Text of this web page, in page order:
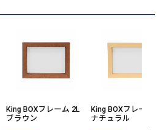
King BOXフレーム 2L
ブラウン
King BOXフレーム 2L
ナチュラル